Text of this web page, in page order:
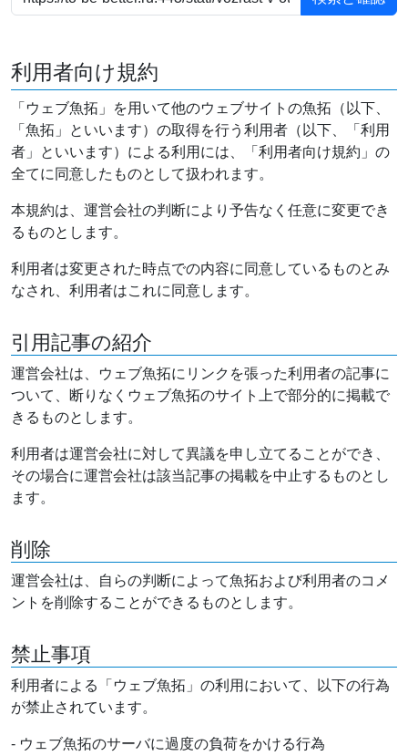
利用者向け規約
「ウェブ魚拓」を用いて他のウェブサイトの魚拓（以下、
「魚拓」といいます）の取得を行う利用者（以下、「利用
者」といいます）による利用には、「利用者向け規約」の
全てに同意したものとして扱われます。
本規約は、運営会社の判断により予告なく任意に変更でき
るものとします。
利用者は変更された時点での内容に同意しているものとみ
なされ、利用者はこれに同意します。
引用記事の紹介
運営会社は、ウェブ魚拓にリンクを張った利用者の記事に
ついて、断りなくウェブ魚拓のサイト上で部分的に掲載で
きるものとします。
利用者は運営会社に対して異議を申し立てることができ、
その場合に運営会社は該当記事の掲載を中止するものとし
ます。
削除
運営会社は、自らの判断によって魚拓および利用者のコメ
ントを削除することができるものとします。
禁止事項
利用者による「ウェブ魚拓」の利用において、以下の行為
が禁止されています。
- ウェブ魚拓のサーバに過度の負荷をかける行為